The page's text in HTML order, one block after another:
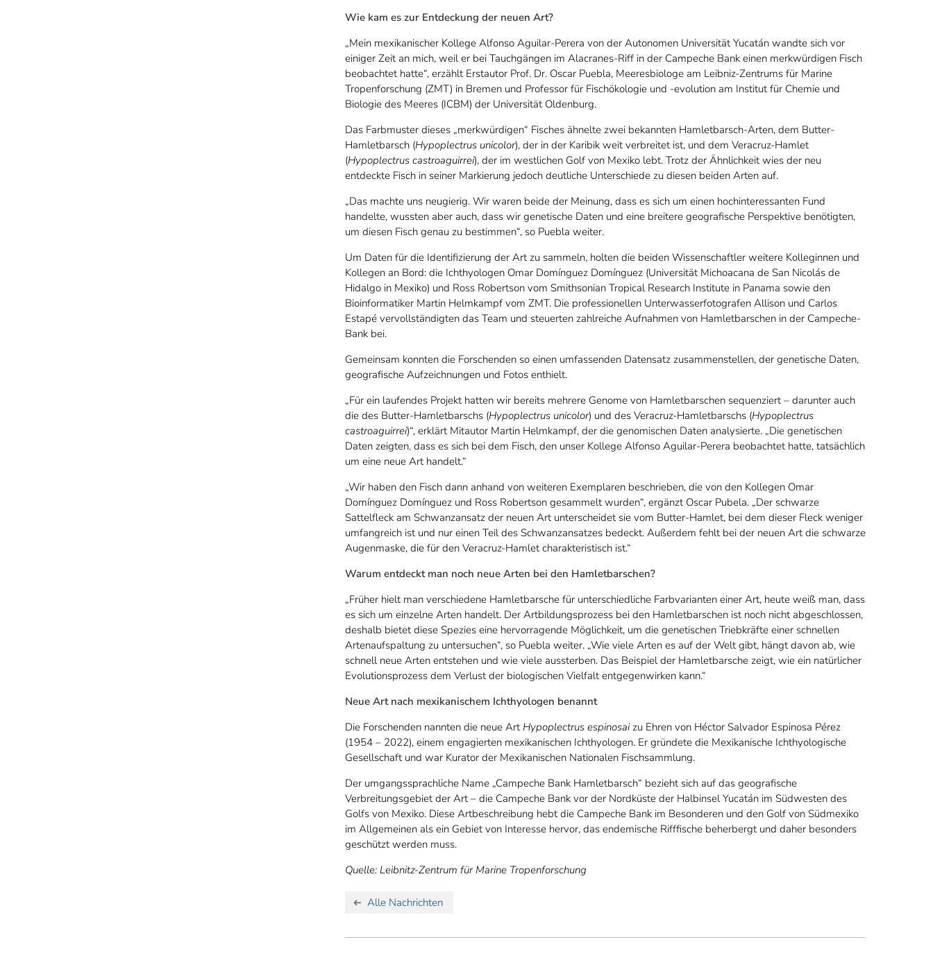
Wie kam es zur Entdeckung der neuen Art?
„Mein mexikanischer Kollege Alfonso Aguilar-Perera von der Autonomen Universität Yucatán wandte sich vor
einiger Zeit an mich, weil er bei Tauchgängen im Alacranes-Riff in der Campeche Bank einen merkwürdigen Fisch
beobachtet hatte“, erzählt Erstautor Prof. Dr. Oscar Puebla, Meeresbiologe am Leibniz-Zentrums für Marine
Tropenforschung (ZMT) in Bremen und Professor für Fischökologie und -evolution am Institut für Chemie und
Biologie des Meeres (ICBM) der Universität Oldenburg.
Das Farbmuster dieses „merkwürdigen“ Fisches ähnelte zwei bekannten Hamletbarsch-Arten, dem Butter-
Hamletbarsch (Hypoplectrus unicolor), der in der Karibik weit verbreitet ist, und dem Veracruz-Hamlet
(Hypoplectrus castroaguirrei), der im westlichen Golf von Mexiko lebt. Trotz der Ähnlichkeit wies der neu
entdeckte Fisch in seiner Markierung jedoch deutliche Unterschiede zu diesen beiden Arten auf.
„Das machte uns neugierig. Wir waren beide der Meinung, dass es sich um einen hochinteressanten Fund
handelte, wussten aber auch, dass wir genetische Daten und eine breitere geografische Perspektive benötigten,
um diesen Fisch genau zu bestimmen“, so Puebla weiter.
Um Daten für die Identifizierung der Art zu sammeln, holten die beiden Wissenschaftler weitere Kolleginnen und
Kollegen an Bord: die Ichthyologen Omar Domínguez Domínguez (Universität Michoacana de San Nicolás de
Hidalgo in Mexiko) und Ross Robertson vom Smithsonian Tropical Research Institute in Panama sowie den
Bioinformatiker Martin Helmkampf vom ZMT. Die professionellen Unterwasserfotografen Allison und Carlos
Estapé vervollständigten das Team und steuerten zahlreiche Aufnahmen von Hamletbarschen in der Campeche-
Bank bei.
Gemeinsam konnten die Forschenden so einen umfassenden Datensatz zusammenstellen, der genetische Daten,
geografische Aufzeichnungen und Fotos enthielt.
„Für ein laufendes Projekt hatten wir bereits mehrere Genome von Hamletbarschen sequenziert – darunter auch
die des Butter-Hamletbarschs (Hypoplectrus unicolor) und des Veracruz-Hamletbarschs (Hypoplectrus
castroaguirrei)“, erklärt Mitautor Martin Helmkampf, der die genomischen Daten analysierte. „Die genetischen
Daten zeigten, dass es sich bei dem Fisch, den unser Kollege Alfonso Aguilar-Perera beobachtet hatte, tatsächlich
um eine neue Art handelt.“
„Wir haben den Fisch dann anhand von weiteren Exemplaren beschrieben, die von den Kollegen Omar
Domínguez Domínguez und Ross Robertson gesammelt wurden“, ergänzt Oscar Pubela. „Der schwarze
Sattelfleck am Schwanzansatz der neuen Art unterscheidet sie vom Butter-Hamlet, bei dem dieser Fleck weniger
umfangreich ist und nur einen Teil des Schwanzansatzes bedeckt. Außerdem fehlt bei der neuen Art die schwarze
Augenmaske, die für den Veracruz-Hamlet charakteristisch ist.“
Warum entdeckt man noch neue Arten bei den Hamletbarschen?
„Früher hielt man verschiedene Hamletbarsche für unterschiedliche Farbvarianten einer Art, heute weiß man, dass
es sich um einzelne Arten handelt. Der Artbildungsprozess bei den Hamletbarschen ist noch nicht abgeschlossen,
deshalb bietet diese Spezies eine hervorragende Möglichkeit, um die genetischen Triebkräfte einer schnellen
Artenaufspaltung zu untersuchen“, so Puebla weiter. „Wie viele Arten es auf der Welt gibt, hängt davon ab, wie
schnell neue Arten entstehen und wie viele aussterben. Das Beispiel der Hamletbarsche zeigt, wie ein natürlicher
Evolutionsprozess dem Verlust der biologischen Vielfalt entgegenwirken kann.“
Neue Art nach mexikanischem Ichthyologen benannt
Die Forschenden nannten die neue Art Hypoplectrus espinosaizu Ehren von Héctor Salvador Espinosa Pérez
(1954 – 2022), einem engagierten mexikanischen Ichthyologen. Er gründete die Mexikanische Ichthyologische
Gesellschaft und war Kurator der Mexikanischen Nationalen Fischsammlung.
Der umgangssprachliche Name „Campeche Bank Hamletbarsch“ bezieht sich auf das geografische
Verbreitungsgebiet der Art – die Campeche Bank vor der Nordküste der Halbinsel Yucatán im Südwesten des
Golfs von Mexiko. Diese Artbeschreibung hebt die Campeche Bank im Besonderen und den Golf von Südmexiko
im Allgemeinen als ein Gebiet von Interesse hervor, das endemische Rifffische beherbergt und daher besonders
geschützt werden muss.
Quelle: Leibnitz-Zentrum für Marine Tropenforschung
Alle Nachrichten